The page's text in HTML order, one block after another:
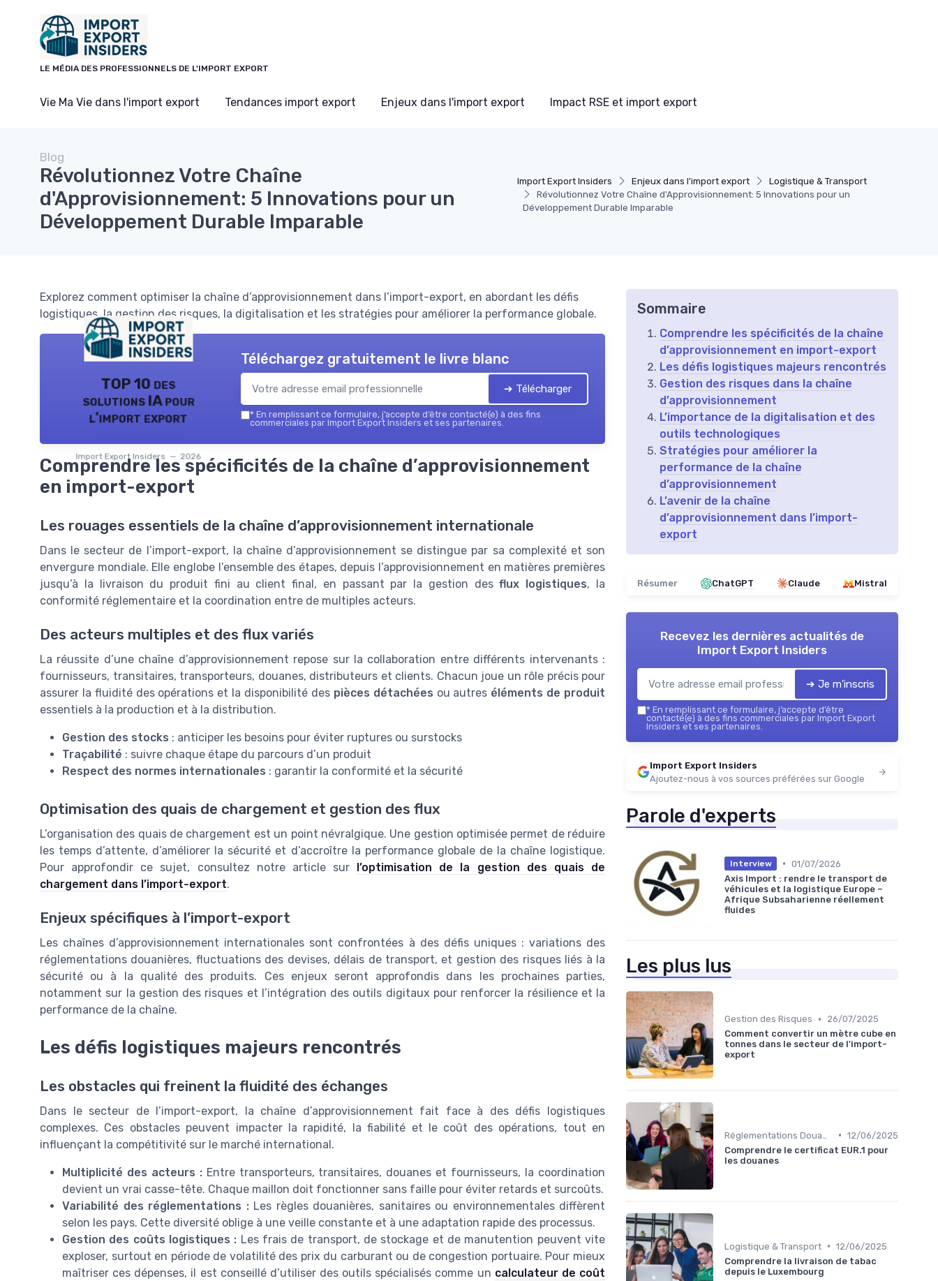
LE MÉDIA DES PROFESSIONNELS DE L'IMPORT EXPORT
Vie Ma Vie dans l'import export Tendances import export Enjeux dans l'import export Impact RSE et import export
Import Export Insiders Enjeux dans l'import export
Logistique & Transport
Révolutionnez Votre Chaîne d'Approvisionnement: 5 Innovations pour un
Développement Durable Imparable
Blog
Révolutionnez Votre Chaîne
d'Approvisionnement: 5 Innovations pour un
Développement Durable Imparable
Explorez comment optimiser la chaîne d’approvisionnement dans l’import-export, en abordant les défis
logistiques, la gestion des risques, la digitalisation et les stratégies pour améliorer la performance globale.
TOP 10 des
solutions IA pour
l'import export
Import Export Insiders — 2026
Téléchargez gratuitement le livre blanc
➔ Télécharger
* En remplissant ce formulaire, j’accepte d’être contacté(e) à des fins
commerciales par Import Export Insiders et ses partenaires.
Comprendre les spécificités de la chaîne d’approvisionnement
en import-export
Les rouages essentiels de la chaîne d’approvisionnement internationale
Dans le secteur de l’import-export, la chaîne d’approvisionnement se distingue par sa complexité et son
envergure mondiale. Elle englobe l’ensemble des étapes, depuis l’approvisionnement en matières premières
jusqu’à la livraison du produit fini au client final, en passant par la gestion desflux logistiques, la
conformité réglementaire et la coordination entre de multiples acteurs.
Des acteurs multiples et des flux variés
La réussite d’une chaîne d’approvisionnement repose sur la collaboration entre différents intervenants :
fournisseurs, transitaires, transporteurs, douanes, distributeurs et clients. Chacun joue un rôle précis pour
assurer la fluidité des opérations et la disponibilité des pièces détachées ou autres éléments de produit
essentiels à la production et à la distribution.
Gestion des stocks : anticiper les besoins pour éviter ruptures ou surstocks
Traçabilité : suivre chaque étape du parcours d’un produit
Respect des normes internationales : garantir la conformité et la sécurité
Optimisation des quais de chargement et gestion des flux
L’organisation des quais de chargement est un point névralgique. Une gestion optimisée permet de réduire
les temps d’attente, d’améliorer la sécurité et d’accroître la performance globale de la chaîne logistique.
Pour approfondir ce sujet, consultez notre article sur l’optimisation de la gestion des quais de
chargement dans l’import-export.
Enjeux spécifiques à l’import-export
Les chaînes d’approvisionnement internationales sont confrontées à des défis uniques : variations des
réglementations douanières, fluctuations des devises, délais de transport, et gestion des risques liés à la
sécurité ou à la qualité des produits. Ces enjeux seront approfondis dans les prochaines parties,
notamment sur la gestion des risques et l’intégration des outils digitaux pour renforcer la résilience et la
performance de la chaîne.
Les défis logistiques majeurs rencontrés
Les obstacles qui freinent la fluidité des échanges
Dans le secteur de l’import-export, la chaîne d’approvisionnement fait face à des défis logistiques
complexes. Ces obstacles peuvent impacter la rapidité, la fiabilité et le coût des opérations, tout en
influençant la compétitivité sur le marché international.
Multiplicité des acteurs :Entre transporteurs, transitaires, douanes et fournisseurs, la coordination
devient un vrai casse-tête. Chaque maillon doit fonctionner sans faille pour éviter retards et surcoûts.
Variabilité des réglementations :Les règles douanières, sanitaires ou environnementales diffèrent
selon les pays. Cette diversité oblige à une veille constante et à une adaptation rapide des processus.
Gestion des coûts logistiques : Les frais de transport, de stockage et de manutention peuvent vite
exploser, surtout en période de volatilité des prix du carburant ou de congestion portuaire. Pour mieux
maîtriser ces dépenses, il est conseillé d’utiliser des outils spécialisés comme un calculateur de coût
Sommaire
Comprendre les spécificités de la chaîne
d’approvisionnement en import-export
Les défis logistiques majeurs rencontrés
Gestion des risques dans la chaîne
d’approvisionnement
L’importance de la digitalisation et des
outils technologiques
Stratégies pour améliorer la
performance de la chaîne
d’approvisionnement
L’avenir de la chaîne
d’approvisionnement dans l’import-
export
Résumer ChatGPT Claude Mistral
Recevez les dernières actualités de
Import Export Insiders
➔ Je m'inscris
* En remplissant ce formulaire, j’accepte d’être
contacté(e) à des fins commerciales par Import Export
Insiders et ses partenaires.
Import Export Insiders
Ajoutez-nous à vos sources préférées sur Google
Parole d'experts
Interview • 01/07/2026
Axis Import : rendre le transport de
véhicules et la logistique Europe –
Afrique Subsaharienne réellement
fluides
Les plus lus
Gestion des Risques •
26/07/2025
Comment convertir un mètre cube en
tonnes dans le secteur de l'import-
export
• 12/06/2025
Comprendre le certificat EUR.1 pour
les douanes
Logistique & Transport • 12/06/2025
Comprendre la livraison de tabac
depuis le Luxembourg